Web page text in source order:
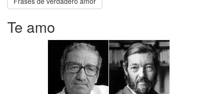
Te amo